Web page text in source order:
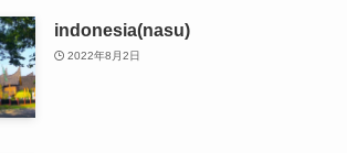
indonesia(nasu)
2022年8月2日